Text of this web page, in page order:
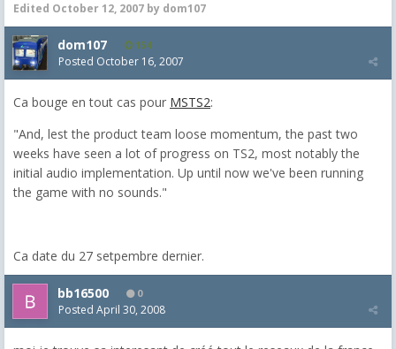
Edited October 12, 2007 by dom107
dom107 154
Posted October 16, 2007
Ca bouge en tout cas pour MSTS2:
"And, lest the product team loose momentum, the past two
weeks have seen a lot of progress on TS2, most notably the
initial audio implementation. Up until now we've been running
the game with no sounds."
Ca date du 27 setpembre dernier.
bb16500 0
Posted April 30, 2008